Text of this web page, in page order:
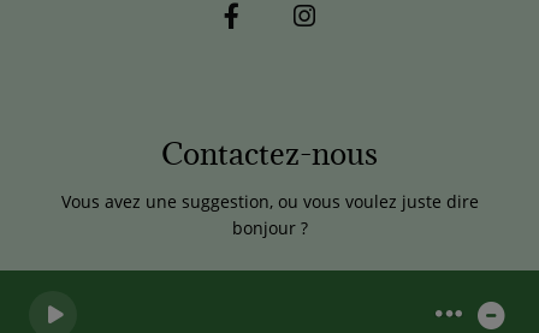
Contactez-nous
Vous avez une suggestion, ou vous voulez juste dire
bonjour ?